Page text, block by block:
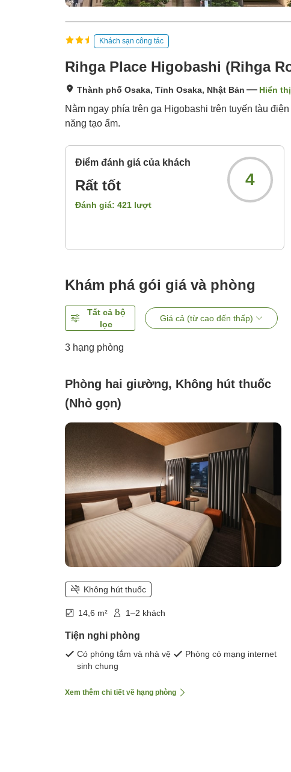
Khách sạn công tác
Rihga Place Higobashi (Rihga
Thành phố Osaka, Tỉnh Osaka, Nhật Bản Hiển
Nằm ngay phía trên ga Higobashi trên tuyến tàu
năng tạo ẩm.
Điểm đánh giá của khách
Rất tốt
Đánh giá: 421 lượt
4
Khám phá gói giá và phòng
Tất cả bộ
lọc
Giá cả (từ cao đến thấp)
3 hạng phòng
Phòng hai giường, Không hút thuốc
(Nhỏ gọn)
Không hút thuốc
14,6 m² 1–2 khách
Tiện nghi phòng
Có phòng tắm và nhà vệ
sinh chung
Phòng có mạng internet
Xem thêm chi tiết về hạng phòng